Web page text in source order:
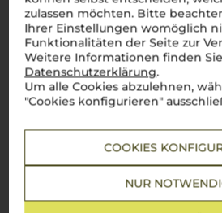
zulassen möchten. Bitte
Ihrer Einstellungen womöglich
Funktionalitäten der Seite zur
Weitere Informationen finden
Datenschutzerklärung.
Um alle Cookies abzulehnen,
"Cookies konfigurieren"
COOKIES
NUR